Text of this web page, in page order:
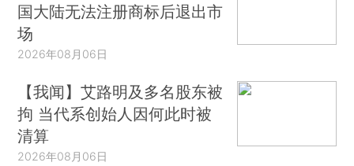
国大陆无法注册商标后退出市
场
2026年08月06日
【我闻】艾路明及多名股东被
拘 当代系创始人因何此时被
清算
2026年08月06日